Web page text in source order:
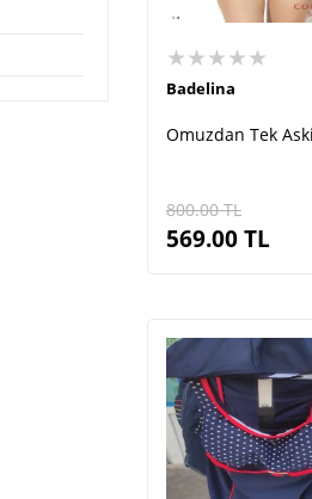
★★★★★
Badelina
Omuzdan Tek
800.00TL
569.00TL